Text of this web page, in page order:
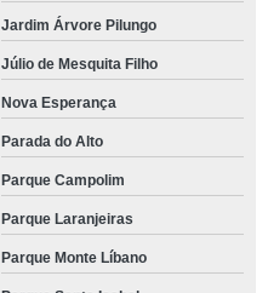
Jardim Árvore Pilungo
Júlio de Mesquita Filho
Nova Esperança
Parada do Alto
Parque Campolim
Parque Laranjeiras
Parque Monte Líbano